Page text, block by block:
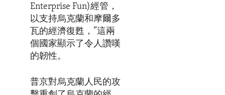
Enterprise Fun)經管，
以支持烏克蘭和摩爾多
瓦的經濟復甦，”這兩
個國家顯示了令人讚嘆
的韌性。
普京對烏克蘭人民的攻